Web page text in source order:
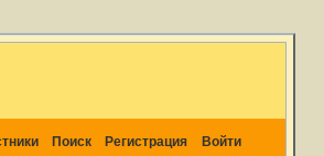
Поиск Регистрация Войти